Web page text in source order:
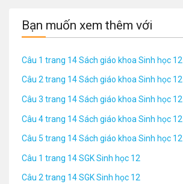
Bạn muốn xem thêm với
Câu 1 trang 14 Sách giáo khoa Sinh học 12
Câu 2 trang 14 Sách giáo khoa Sinh học 12
Câu 3 trang 14 Sách giáo khoa Sinh học 12
Câu 4 trang 14 Sách giáo khoa Sinh học 12
Câu 5 trang 14 Sách giáo khoa Sinh học 12
Câu 1 trang 14 SGK Sinh học 12
Câu 2 trang 14 SGK Sinh học 12